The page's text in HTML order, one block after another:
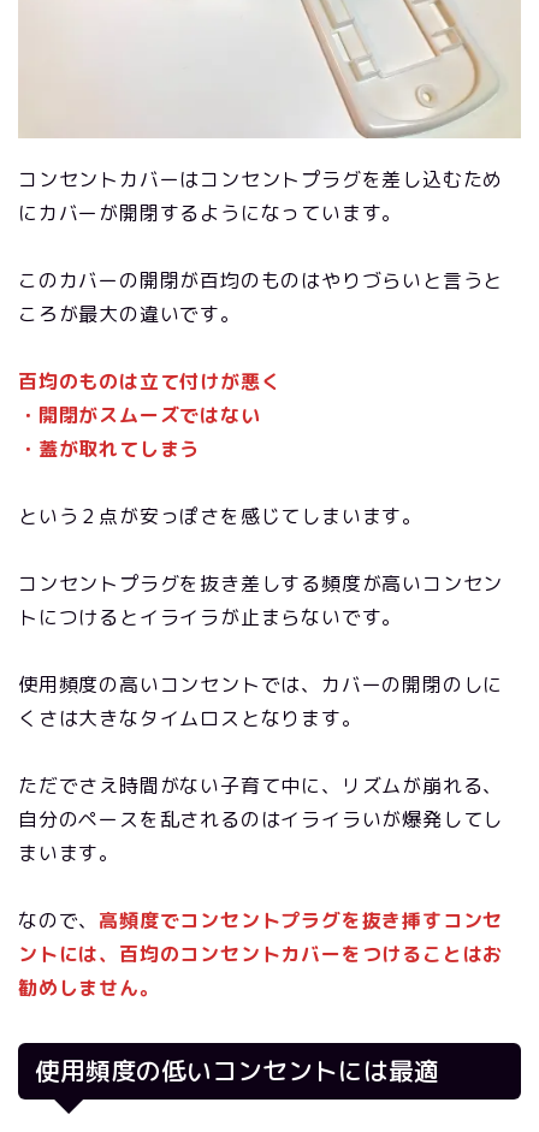
コンセントカバーはコンセントプラグを差し込むため
にカバーが開閉するようになっています。
このカバーの開閉が百均のものはやりづらいと言うと
ころが最大の違いです。
百均のものは立て付けが悪く
・開閉がスムーズではない
・蓋が取れてしまう
という２点が安っぽさを感じてしまいます。
コンセントプラグを抜き差しする頻度が高いコンセン
トにつけるとイライラが止まらないです。
使用頻度の高いコンセントでは、カバーの開閉のしに
くさは大きなタイムロスとなります。
ただでさえ時間がない子育て中に、リズムが崩れる、
自分のペースを乱されるのはイライラいが爆発してし
まいます。
なので、 高頻度でコンセントプラグを抜き挿すコンセ
ントには、百均のコンセントカバーをつけることはお
勧めしません。
使用頻度の低いコンセントには最適